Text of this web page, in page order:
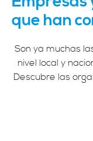
que han
Son ya muchas
nivel local y
Descubre las